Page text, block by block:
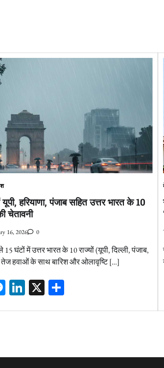
हरियाणा, पंजाब सहित उत्तर भारत के 10
चेतावनी
16, 2026 0
घंटों में उत्तर भारत के 10 राज्यों (यूपी, दिल्ली, पंजाब,
तेज हवाओं के साथ बारिश और ओलावृष्टि […]
Messenger
LinkedIn
X